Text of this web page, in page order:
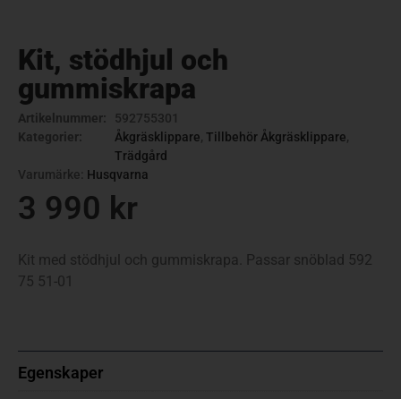
Kit, stödhjul och
gummiskrapa
Artikelnummer:
592755301
Kategorier:
Åkgräsklippare, Tillbehör Åkgräsklippare,
Trädgård
Varumärke: Husqvarna
3 990 kr
Kit med stödhjul och gummiskrapa. Passar snöblad 592
75 51-01
Egenskaper